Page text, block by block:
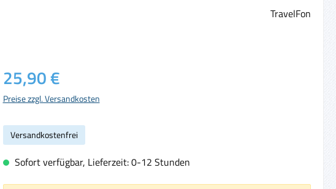
TravelFon
Regulärer Preis:
25,90 €
Preise zzgl. Versandkosten
Versandkostenfrei
Sofort verfügbar, Lieferzeit: 0-12 Stunden